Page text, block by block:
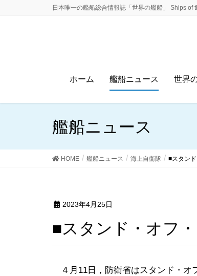
日本唯一の艦船総合情報誌「世界の艦船」 Ships of
ホーム 艦船ニュース 世界
艦船ニュース
HOME 艦船ニュース 海上自衛隊 ■スタン
2023年4月25日
■スタンド・オフ
４月11日，防衛省はスタンド・オ